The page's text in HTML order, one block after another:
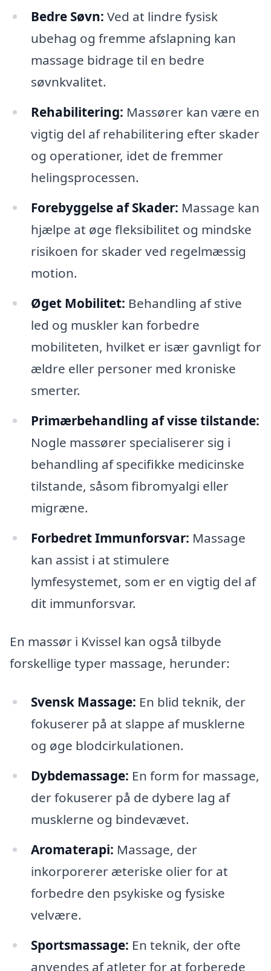
Bedre Søvn: Ved at lindre fysisk
ubehag og fremme afslapning kan
massage bidrage til en bedre
søvnkvalitet.
Rehabilitering: Massører kan være en
vigtig del af rehabilitering efter skader
og operationer, idet de fremmer
helingsprocessen.
Forebyggelse af Skader: Massage kan
hjælpe at øge fleksibilitet og mindske
risikoen for skader ved regelmæssig
motion.
Øget Mobilitet: Behandling af stive
led og muskler kan forbedre
mobiliteten, hvilket er især gavnligt for
ældre eller personer med kroniske
smerter.
Primærbehandling af visse tilstande:
Nogle massører specialiserer sig i
behandling af specifikke medicinske
tilstande, såsom fibromyalgi eller
migræne.
Forbedret Immunforsvar: Massage
kan assist i at stimulere
lymfesystemet, som er en vigtig del af
dit immunforsvar.
En massør i Kvissel kan også tilbyde
forskellige typer massage, herunder:
Svensk Massage: En blid teknik, der
fokuserer på at slappe af musklerne
og øge blodcirkulationen.
Dybdemassage: En form for massage,
der fokuserer på de dybere lag af
musklerne og bindevævet.
Aromaterapi: Massage, der
inkorporerer æteriske olier for at
forbedre den psykiske og fysiske
velvære.
Sportsmassage: En teknik, der ofte
anvendes af atleter for at forberede